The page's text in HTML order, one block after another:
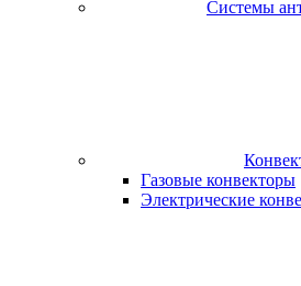
Системы
Газовые конвекторы
Электрические